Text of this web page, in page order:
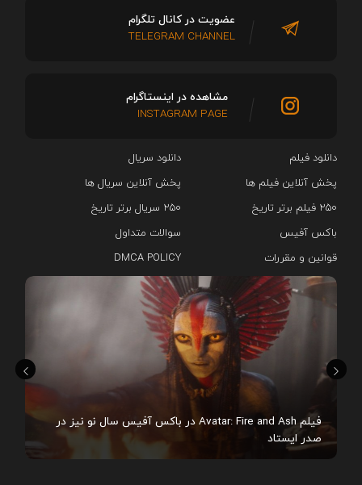
فیلم Avatar: Fire and Ash در باکس آفیس سال نو نیز در
صدر ایستاد
دانلود فیلم
دانلود سریال‌
پخش آنلاین فیلم ها
پخش آنلاین سریال ها
۲۵۰ فیلم برتر تاریخ
۲۵۰ سریال برتر تاریخ
باکس آفیس
سوالات متداول
قوانین و مقررات
DMCA POLICY
عضویت در کانال تلگرام
TELEGRAM CHANNEL
مشاهده در اینستاگرام
INSTAGRAM PAGE